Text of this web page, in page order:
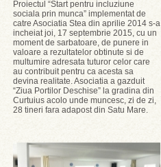
Proiectul “Start pentru incluziune
sociala prin munca” implementat de
catre Asociatia Stea din aprilie 2014 s-a
incheiat joi, 17 septembrie 2015, cu un
moment de sarbatoare, de punere in
valoare a rezultatelor obtinute si de
multumire adresata tuturor celor care
au contribuit pentru ca acesta sa
devina realitate. Asociatia a gazduit
“Ziua Portilor Deschise” la gradina din
Curtuius acolo unde muncesc, zi de zi,
28 tineri fara adapost din Satu Mare.